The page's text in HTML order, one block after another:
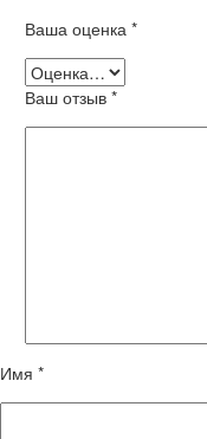
Ваша оценка *
Ваш отзыв *
Имя *